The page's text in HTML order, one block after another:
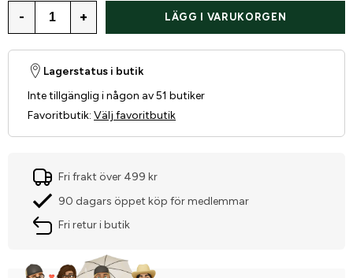
- + LÄGG I VARUKORGEN
Lagerstatus i butik
Inte tillgänglig i någon av 51 butiker
Favoritbutik: Välj favoritbutik
Fri frakt över 499 kr
90 dagars öppet köp för medlemmar
Fri retur i butik